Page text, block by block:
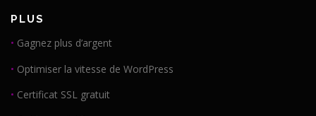
PLUS
• Gagnez plus d’argent
• Optimiser la vitesse de WordPress
• Certificat SSL gratuit